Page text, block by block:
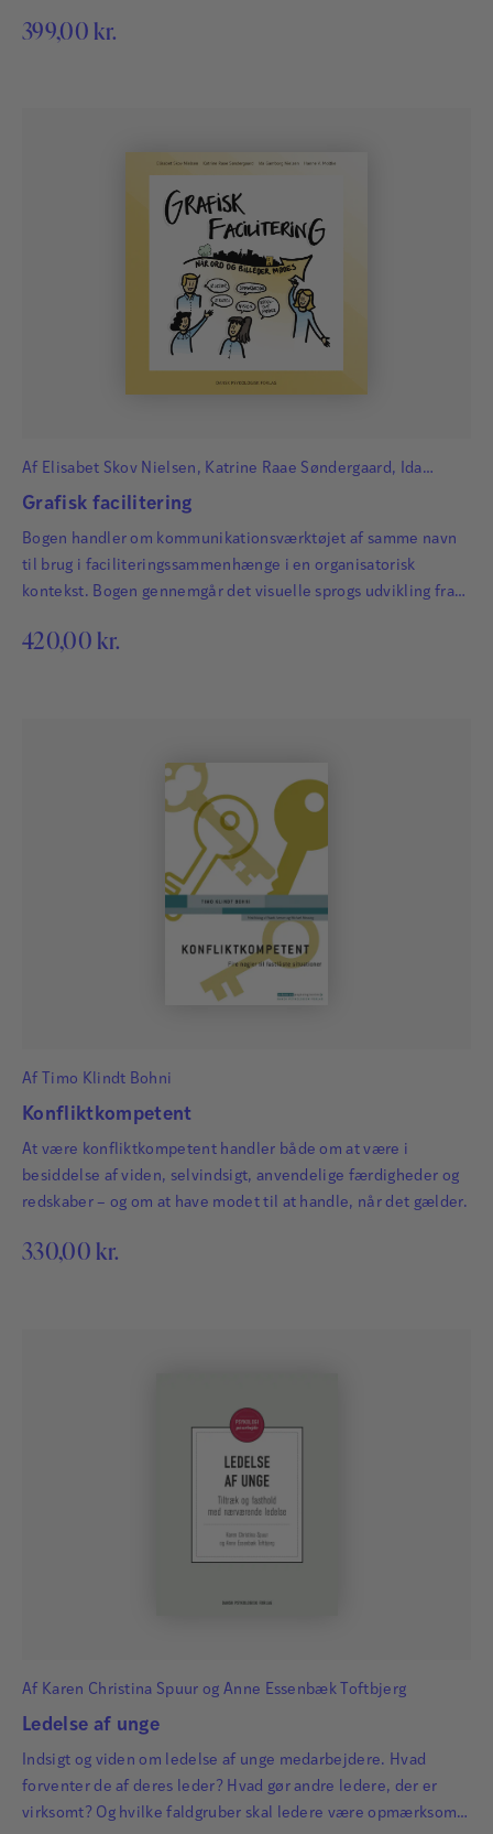
399,00 kr.
Af Elisabet Skov Nielsen , Katrine Raae Søndergaard, Ida
Gamborg Nielsen ogHanne V. Moltke
Grafisk facilitering
Bogen handler om kommunikationsværktøjet af samme navn
til brug i faciliteringssammenhænge i en organisatorisk
kontekst. Bogen gennemgår det visuelle sprogs udvikling fra
og forskning om hjernens opbygning og funktion, læring og
420,00 kr.
Af Timo Klindt Bohni
Konfliktkompetent
At være konfliktkompetent handler både om at være i
besiddelse af viden, selvindsigt, anvendelige færdigheder og
redskaber – og om at have modet til at handle, når det gælder.
330,00 kr.
Af Karen Christina Spuur og Anne Essenbæk Toftbjerg
Ledelse af unge
Indsigt og viden om ledelse af unge medarbejdere. Hvad
forventer de af deres leder? Hvad gør andre ledere, der er
virksomt? Og hvilke faldgruber skal ledere være opmærksom